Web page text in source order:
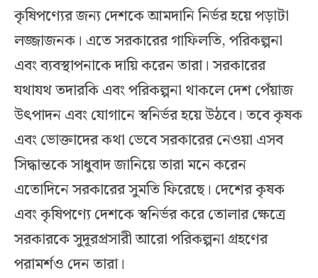
কৃষিপণ্যের জন্য দেশকে আমদানি নির্ভর হয়ে পড়াটা
লজ্জাজনক। এতে সরকারের গাফিলতি, পরিকল্পনা
এবং ব্যবস্থাপনাকে দায়ি করেন তারা। সরকারের
যথাযথ তদারকি এবং পরিকল্পনা থাকলে দেশ পেঁয়াজ
উৎপাদন এবং যোগানে স্বনির্ভর হয়ে উঠবে। তবে কৃষক
এবং ভোক্তাদের কথা ভেবে সরকারের নেওয়া এসব
সিদ্ধান্তকে সাধুবাদ জানিয়ে তারা মনে করেন
এতোদিনে সরকারের সুমতি ফিরেছে। দেশের কৃষক
এবং কৃষিপণ্যে দেশকে স্বনির্ভর করে তোলার ক্ষেত্রে
সরকারকে সুদূরপ্রসারী আরো পরিকল্পনা গ্রহণের
পরামর্শও দেন তারা।